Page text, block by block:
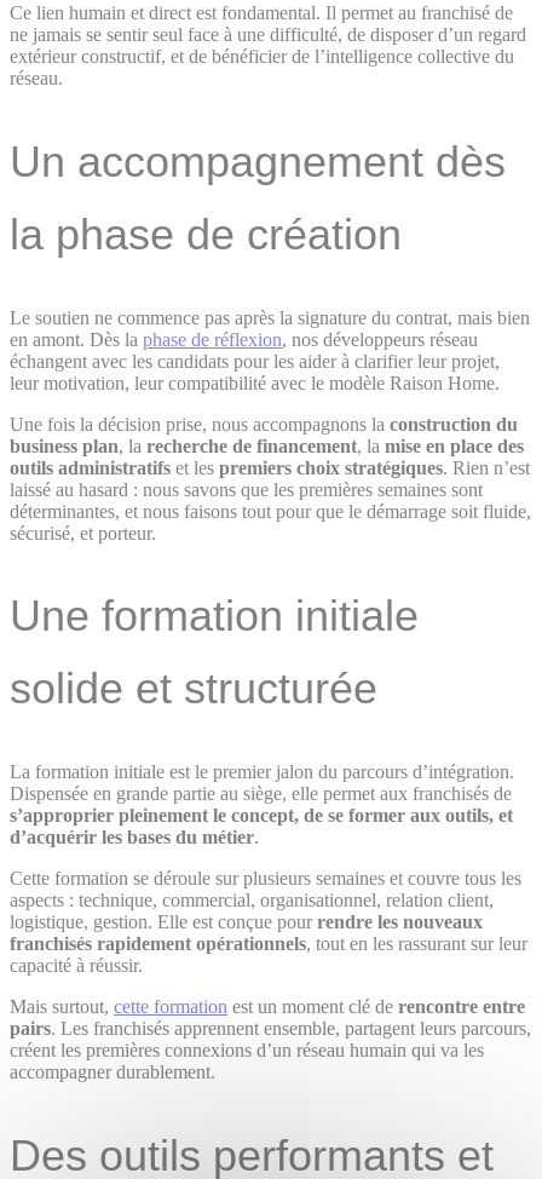
Ce lien humain et direct est fondamental. Il permet au franchisé de
ne jamais se sentir seul face à une difficulté, de disposer d’un regard
extérieur constructif, et de bénéficier de l’intelligence collective du
réseau.
Un accompagnement dès
la phase de création
Le soutien ne commence pas après la signature du contrat, mais bien
en amont. Dès la phase de réflexion, nos développeurs réseau
échangent avec les candidats pour les aider à clarifier leur projet,
leur motivation, leur compatibilité avec le modèle Raison Home.
Une fois la décision prise, nous accompagnons la construction du
business plan, la recherche de financement, la mise en place des
outils administratifs et les premiers choix stratégiques. Rien n’est
laissé au hasard : nous savons que les premières semaines sont
déterminantes, et nous faisons tout pour que le démarrage soit fluide,
sécurisé, et porteur.
Une formation initiale
solide et structurée
La formation initiale est le premier jalon du parcours d’intégration.
Dispensée en grande partie au siège, elle permet aux franchisés de
s’approprier pleinement le concept, de se former aux outils, et
d’acquérir les bases du métier.
Cette formation se déroule sur plusieurs semaines et couvre tous les
aspects : technique, commercial, organisationnel, relation client,
logistique, gestion. Elle est conçue pour rendre les nouveaux
franchisés rapidement opérationnels, tout en les rassurant sur leur
capacité à réussir.
Mais surtout, cette formation est un moment clé de rencontre entre
pairs. Les franchisés apprennent ensemble, partagent leurs parcours,
créent les premières connexions d’un réseau humain qui va les
accompagner durablement.
Des outils performants et